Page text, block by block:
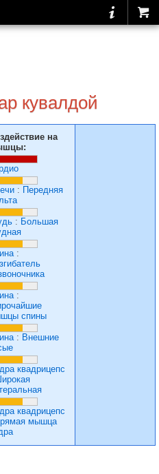
кувалдой
на
: Передняя
: Большая
:
:
спины
: Внешние
квадрицепс
квадрицепс
мышца